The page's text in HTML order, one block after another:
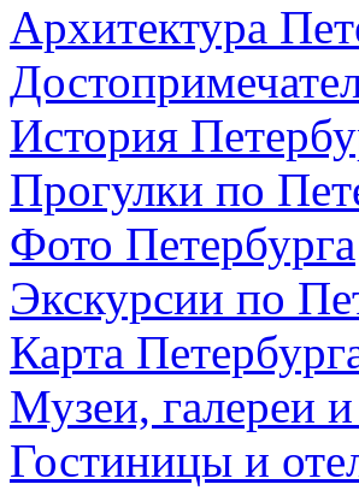
Архитектура
История
Прогулки по
Фото Петербурга
Экскурсии по
Карта
Музеи, галереи
Гостиницы и